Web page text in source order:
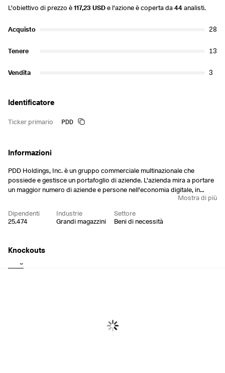
L'obiettivo di prezzo è117,23 USDe l'azione è coperta da44analisti.
Acquisto 28
Tenere 13
Vendita 3
Informazioni
PDD Holdings, Inc. è un gruppo commerciale multinazionale che
possiede e gestisce un portafoglio di aziende. L'azienda mira a portare
un maggior numero di aziende e persone nell'economia digitale, in
modo che le comunità locali e le piccole imprese possano beneficiare
costruito una rete di capacità di approvvigionamento, logistica ed
evasione che supporta le attività sottostanti. PDD Holdings è stata
Irlanda.
Mostra di più
Dipendenti
25.474
Industrie
Grandi magazzini
Settore
Beni di necessità
Identificatore
Ticker primario PDD
Knockouts